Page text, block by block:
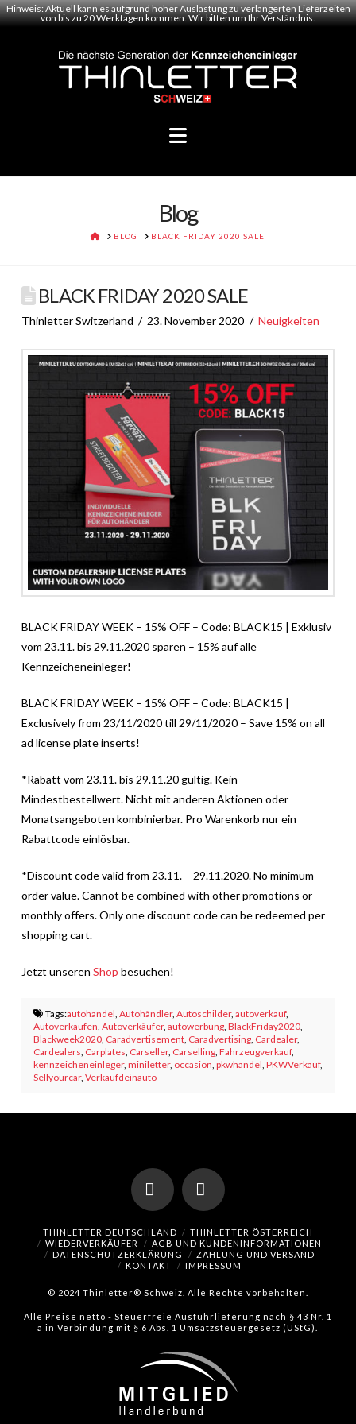
Hinweis: Aktuell kann es aufgrund hoher Auslastung zu verlängerten Lieferzeiten
von bis zu 20 Werktagen kommen. Wir bitten um Ihr Verständnis.
Navigation
Blog
HOME
BLOG BLACK FRIDAY 2020 SALE
BLACK FRIDAY 2020 SALE
Thinletter Switzerland 23. November 2020 Neuigkeiten
BLACK FRIDAY WEEK – 15% OFF – Code: BLACK15 | Exklusiv
vom 23.11. bis 29.11.2020 sparen – 15% auf alle
Kennzeicheneinleger!
BLACK FRIDAY WEEK – 15% OFF – Code: BLACK15 |
Exclusively from 23/11/2020 till 29/11/2020 – Save 15% on all
ad license plate inserts!
*Rabatt vom 23.11. bis 29.11.20 gültig. Kein
Mindestbestellwert. Nicht mit anderen Aktionen oder
Monatsangeboten kombinierbar. Pro Warenkorb nur ein
Rabattcode einlösbar.
*Discount code valid from 23.11. – 29.11.2020. No minimum
order value. Cannot be combined with other promotions or
monthly offers. Only one discount code can be redeemed per
shopping cart.
Jetzt unseren Shop besuchen!
Tags:autohandel ,Autohändler,Autoschilder,autoverkauf,
Autoverkaufen Autoverkäufer, autowerbung, BlackFriday2020,
Blackweek2020, Caradvertisement, Caradvertising, Cardealer,
Cardealers Carplates Carseller, Carselling, Fahrzeugverkauf,
kennzeicheneinleger, miniletter, occasion pkwhandel PKWVerkauf,
Sellyourcar, Verkaufdeinauto
FacebookInstagram
THINLETTER DEUTSCHLAND
THINLETTER ÖSTERREICH
WIEDERVERKÄUFER
AGB UND KUNDENINFORMATIONEN
DATENSCHUTZERKLÄRUNG
ZAHLUNG UND VERSAND
KONTAKT
IMPRESSUM
© 2024 Thinletter® Schweiz. Alle Rechte vorbehalten.
Alle Preise netto - Steuerfreie Ausfuhrlieferung nach § 43 Nr. 1
a in Verbindung mit § 6 Abs. 1 Umsatzsteuergesetz (UStG).